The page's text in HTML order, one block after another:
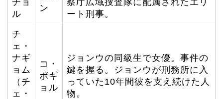
ル
ン
ート刑事。
チ
ェ・
ナギ
ョム
（チ
ェ・
コ・
ボギ
ョル
ジョンウの同級生で女優。事件の
鍵を握る。ジョンウが刑務所に入
っていた10年間彼を支え続けた人
物。